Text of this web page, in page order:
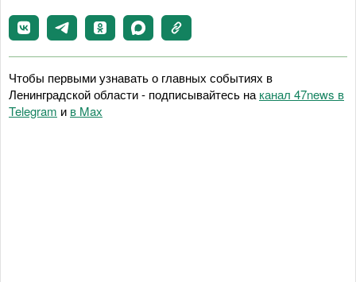
Чтобы первыми узнавать о главных событиях в
Ленинградской области - подписывайтесь на канал 47news в
Telegram и в Maх